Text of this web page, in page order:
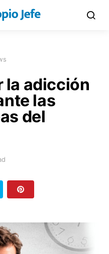
la adicción
las
del